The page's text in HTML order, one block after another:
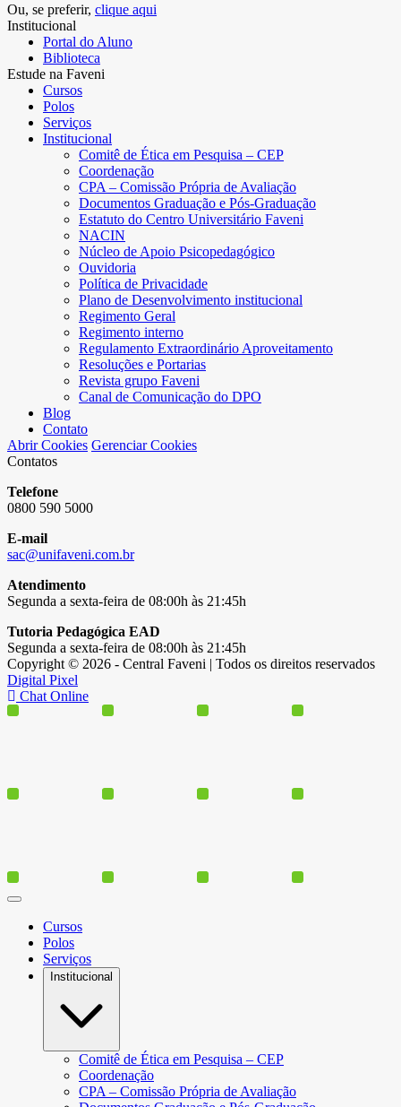
Ou, se preferir, clique aqui
Institucional
Portal do Aluno
Biblioteca
Estude na Faveni
Cursos
Polos
Serviços
Institucional
Comitê de Ética em Pesquisa – CEP
Coordenação
CPA – Comissão Própria de Avaliação
Documentos Graduação e Pós-Graduação
Estatuto do Centro Universitário Faveni
NACIN
Núcleo de Apoio Psicopedagógico
Ouvidoria
Política de Privacidade
Plano de Desenvolvimento institucional
Regimento Geral
Regimento interno
Regulamento Extraordinário Aproveitamento
Resoluções e Portarias
Revista grupo Faveni
Canal de Comunicação do DPO
Blog
Contato
Abrir Cookies Gerenciar Cookies
Contatos
Telefone
0800 590 5000
E-mail
sac@unifaveni.com.br
Atendimento
Segunda a sexta-feira de 08:00h às 21:45h
Tutoria Pedagógica EAD
Segunda a sexta-feira de 08:00h às 21:45h
Copyright © 2026 - Central Faveni | Todos os direitos reservados
Digital Pixel
Chat Online
Cursos
Polos
Serviços
Institucional
Comitê de Ética em Pesquisa – CEP
Coordenação
CPA – Comissão Própria de Avaliação